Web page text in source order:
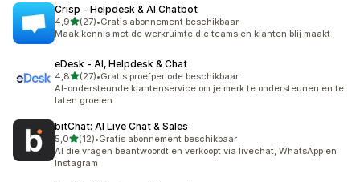
Crisp ‑ Helpdesk & AI Chatbot
4,9van 5 sterren
(27)
27 recensies in totaal
•Gratis abonnement beschikbaar
Maak kennis met de werkruimte die teams en klanten blij maakt
eDesk ‑ AI, Helpdesk & Chat
4,8van 5 sterren
(27)
27 recensies in totaal
•Gratis proefperiode beschikbaar
AI-ondersteunde klantenservice om je merk te ondersteunen en te
laten groeien
bitChat: AI Live Chat & Sales
5,0van 5 sterren
(12)
12 recensies in totaal
•Gratis abonnement beschikbaar
AI die vragen beantwoordt en verkoopt via livechat, WhatsApp en
Instagram